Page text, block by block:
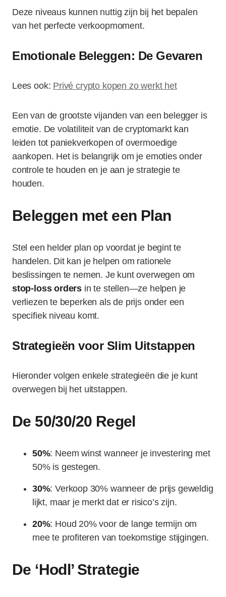
Deze niveaus kunnen nuttig zijn bij het bepalen
van het perfecte verkoopmoment.
Emotionale Beleggen: De Gevaren
Lees ook: Privé crypto kopen zo werkt het
Een van de grootste vijanden van een belegger is
emotie. De volatiliteit van de cryptomarkt kan
leiden tot paniekverkopen of overmoedige
aankopen. Het is belangrijk om je emoties onder
controle te houden en je aan je strategie te
houden.
Beleggen met een Plan
Stel een helder plan op voordat je begint te
handelen. Dit kan je helpen om rationele
beslissingen te nemen. Je kunt overwegen om
stop-loss orders in te stellen—ze helpen je
verliezen te beperken als de prijs onder een
specifiek niveau komt.
Strategieën voor Slim Uitstappen
Hieronder volgen enkele strategieën die je kunt
overwegen bij het uitstappen.
De 50/30/20 Regel
50%: Neem winst wanneer je investering met
50% is gestegen.
30%: Verkoop 30% wanneer de prijs geweldig
lijkt, maar je merkt dat er risico’s zijn.
20%: Houd 20% voor de lange termijn om
mee te profiteren van toekomstige stijgingen.
De ‘Hodl’ Strategie